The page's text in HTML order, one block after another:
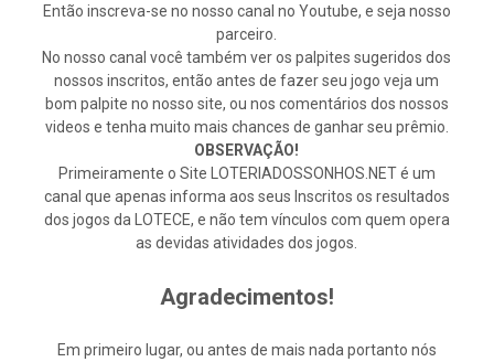
Então inscreva-se no nosso canal no Youtube, e seja nosso
parceiro.
No nosso canal você também ver os palpites sugeridos dos
nossos inscritos, então antes de fazer seu jogo veja um
bom palpite no nosso site, ou nos comentários dos nossos
videos e tenha muito mais chances de ganhar seu prêmio.
OBSERVAÇÃO!
Primeiramente o Site LOTERIADOSSONHOS.NET é um
canal que apenas informa aos seus Inscritos os resultados
dos jogos da LOTECE, e não tem vínculos com quem opera
as devidas atividades dos jogos.
Agradecimentos!
Em primeiro lugar, ou antes de mais nada portanto nós